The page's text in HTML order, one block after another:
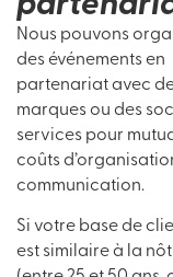
Nous pouvons
des événements en
partenariat avec
marques ou des
services pour
coûts
communication.
Si votre base de
est similaire à la